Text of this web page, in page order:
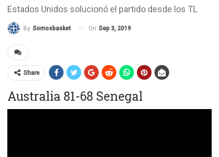
Estados Unidos solucionó el partido desde los TL
By Somosbasket On Sep 3, 2019
Share
Australia 81-68 Senegal